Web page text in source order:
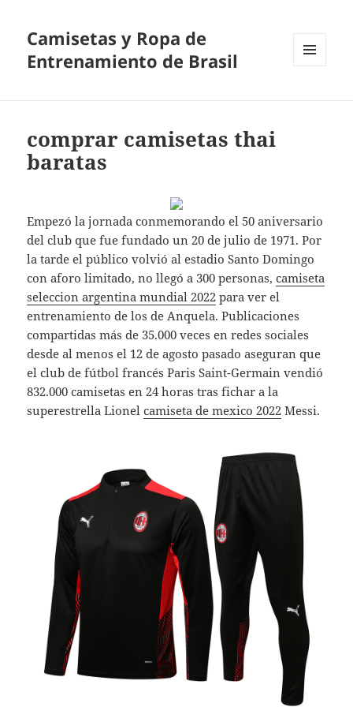
Camisetas y Ropa de
Entrenamiento de Brasil
comprar camisetas thai
baratas
Empezó la jornada conmemorando el 50 aniversario
del club que fue fundado un 20 de julio de 1971. Por
la tarde el público volvió al estadio Santo Domingo
con aforo limitado, no llegó a 300 personas,camiseta
seleccion argentina mundial 2022 para ver el
entrenamiento de los de Anquela. Publicaciones
compartidas más de 35.000 veces en redes sociales
desde al menos el 12 de agosto pasado aseguran que
el club de fútbol francés Paris Saint-Germain vendió
832.000 camisetas en 24 horas tras fichar a la
superestrella Lionelcamiseta de mexico 2022 Messi.